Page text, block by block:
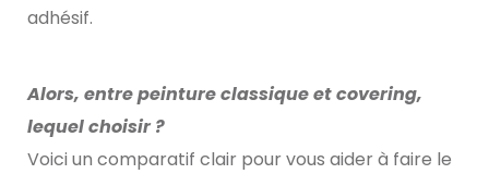
adhésif.
Alors, entre peinture classique et covering,
lequel choisir ?
Voici un comparatif clair pour vous aider à faire le